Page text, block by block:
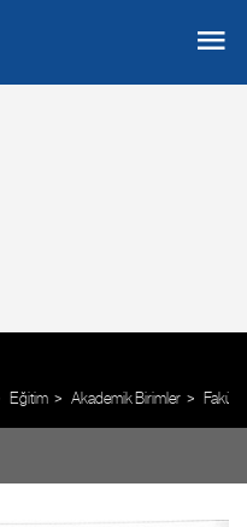
Eğitim Akademik Birimler